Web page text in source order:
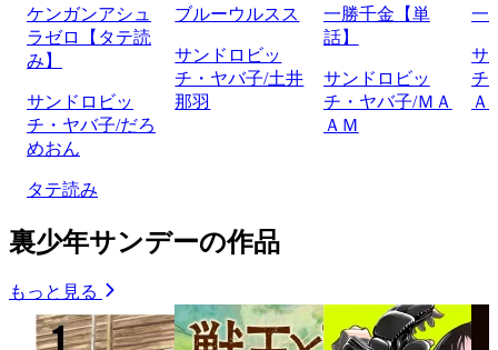
ケンガンアシュ
ラゼロ【タテ読
み】
サンドロビッ
チ・ヤバ子/だろ
めおん
タテ読み
ブルーウルスス
サンドロビッ
チ・ヤバ子/土井
那羽
一勝千金【単
話】
サンドロビッ
チ・ヤバ子/ＭＡ
ＡＭ
一
サ
チ
Ａ
裏少年サンデーの作品
もっと見る